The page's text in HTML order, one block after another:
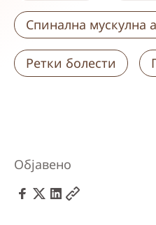
Спинална мускулна
Ретки болести
Објавено